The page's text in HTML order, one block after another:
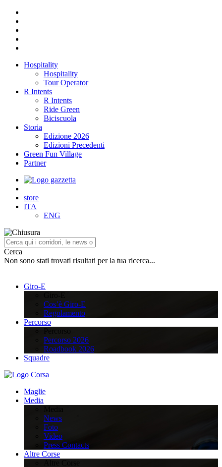
Hospitality
Hospitality
Tour Operator
R Intents
R Intents
Ride Green
Biciscuola
Storia
Edizione 2026
Edizioni Precedenti
Green Fun Village
Partner
store
ITA
ENG
Cerca
Non sono stati trovati risultati per la tua ricerca...
Giro-E
Cos’è Giro-E
Regolamento
Percorso
Percorso 2026
Roadbook 2026
Squadre
Maglie
Media
News
Foto
Video
Press Contacts
Altre Corse